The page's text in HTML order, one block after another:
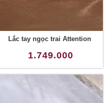
Lắc tay ngọc trai Attention
1.749.000